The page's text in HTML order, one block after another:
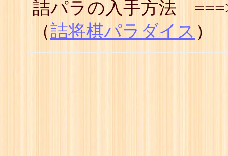
詰パラの入手方法
（詰将棋パラダイス ）